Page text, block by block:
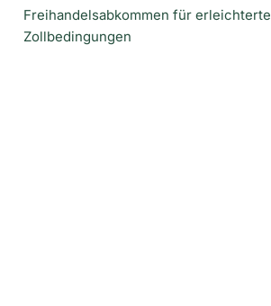
Freihandelsabkommen für erleichterte
Zollbedingungen